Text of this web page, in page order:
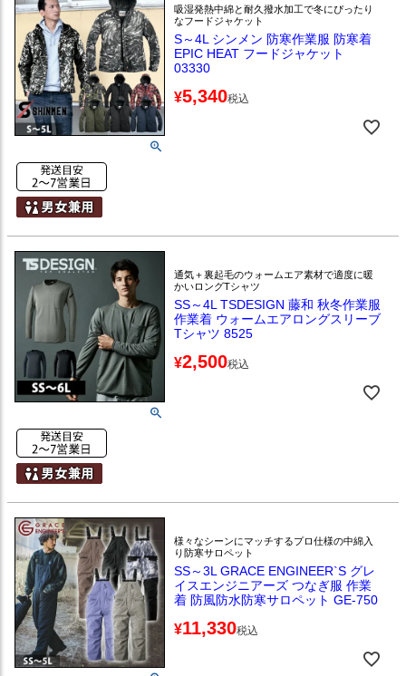
吸湿発熱中綿と耐久撥水加工で冬にぴったり
なフードジャケット
S～4L シンメン 防寒作業服 防寒着
EPIC HEAT フードジャケット
03330
¥5,340税込
通気＋裏起毛のウォームエア素材で適度に暖
かいロングTシャツ
SS～4L TSDESIGN 藤和 秋冬作業服
作業着 ウォームエアロングスリーブ
Tシャツ 8525
¥2,500税込
様々なシーンにマッチするプロ仕様の中綿入
り防寒サロペット
SS～3L GRACE ENGINEER`S グレ
イスエンジニアーズ つなぎ服 作業
着 防風防水防寒サロペット GE-750
¥11,330税込